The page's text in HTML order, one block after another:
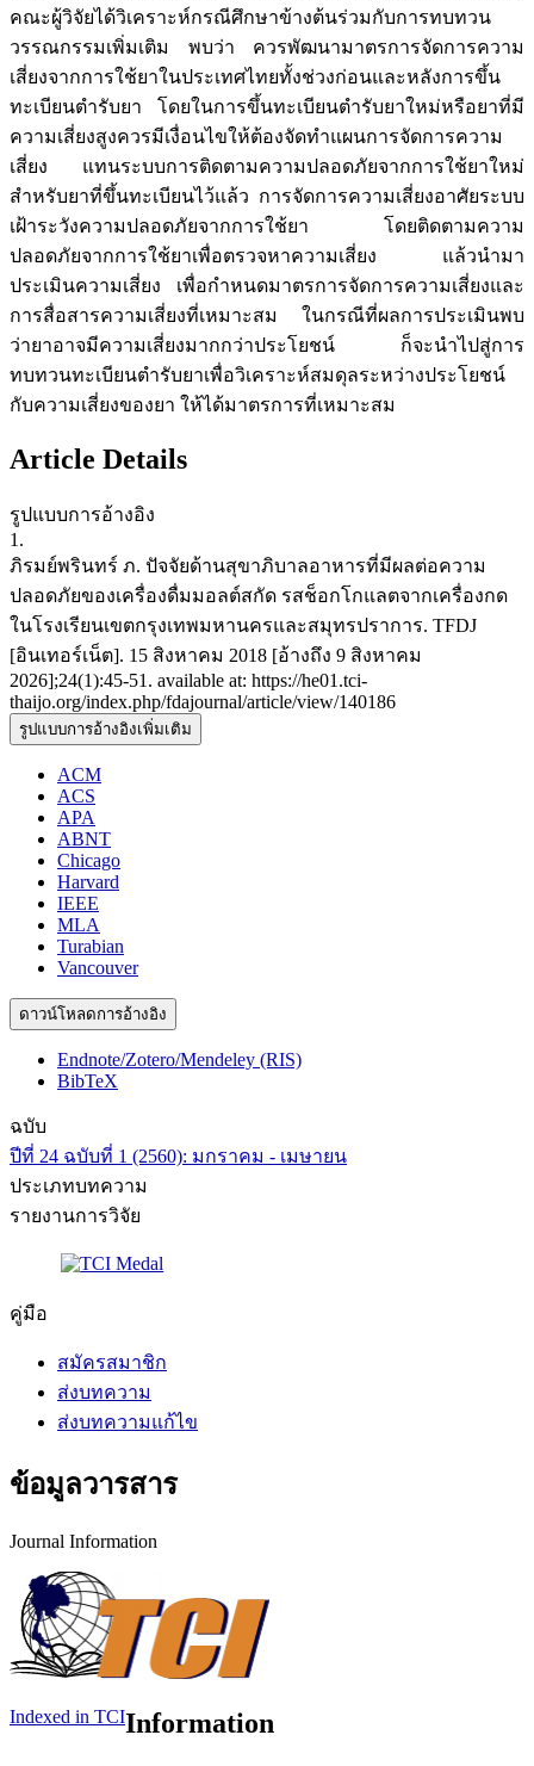
คณะผู้วิจัยได้วิเคราะห์กรณีศึกษาข้างต้นร่วมกับการทบทวน
วรรณกรรมเพิ่มเติม พบว่า ควรพัฒนามาตรการจัดการความ
เสี่ยงจากการใช้ยาในประเทศไทยทั้งช่วงก่อนและหลังการขึ้น
ทะเบียนตำรับยา โดยในการขึ้นทะเบียนตำรับยาใหม่หรือยาที่มี
ความเสี่ยงสูงควรมีเงื่อนไขให้ต้องจัดทำแผนการจัดการความ
เสี่ยง แทนระบบการติดตามความปลอดภัยจากการใช้ยาใหม่
สำหรับยาที่ขึ้นทะเบียนไว้แล้ว การจัดการความเสี่ยงอาศัยระบบ
เฝ้าระวังความปลอดภัยจากการใช้ยา โดยติดตามความ
ปลอดภัยจากการใช้ยาเพื่อตรวจหาความเสี่ยง แล้วนำมา
ประเมินความเสี่ยง เพื่อกำหนดมาตรการจัดการความเสี่ยงและ
การสื่อสารความเสี่ยงที่เหมาะสม ในกรณีที่ผลการประเมินพบ
ว่ายาอาจมีความเสี่ยงมากกว่าประโยชน์ ก็จะนำไปสู่การ
ทบทวนทะเบียนตำรับยาเพื่อวิเคราะห์สมดุลระหว่างประโยชน์
กับความเสี่ยงของยา ให้ได้มาตรการที่เหมาะสม
Article Details
รูปแบบการอ้างอิง
1.
ภิรมย์พรินทร์ ภ. ปัจจัยด้านสุขาภิบาลอาหารที่มีผลต่อความ
ปลอดภัยของเครื่องดื่มมอลต์สกัด รสช็อกโกแลตจากเครื่องกด
ในโรงเรียนเขตกรุงเทพมหานครและสมุทรปราการ. TFDJ
[อินเทอร์เน็ต]. 15 สิงหาคม 2018 [อ้างถึง 9 สิงหาคม
2026];24(1):45-51. available at: https://he01.tci-
thaijo.org/index.php/fdajournal/article/view/140186
รูปแบบการอ้างอิงเพิ่มเติม
ACM
ACS
APA
ABNT
Chicago
Harvard
IEEE
MLA
Turabian
Vancouver
ดาวน์โหลดการอ้างอิง
Endnote/Zotero/Mendeley (RIS)
BibTeX
ฉบับ
ปีที่ 24 ฉบับที่ 1 (2560): มกราคม - เมษายน
ประเภทบทความ
รายงานการวิจัย
คู่มือ
สมัครสมาชิก
ส่งบทความ
ส่งบทความแก้ไข
ข้อมูลวารสาร
Journal Information
Indexed in TCIInformation